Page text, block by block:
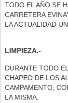
TODO EL AÑO SE
CARRETERA
LA ACTUALIDAD
LIMPIEZA.-
DURANTE TODO
CHAPEO DE LOS
CAMPAMENTO,
LA MISMA.